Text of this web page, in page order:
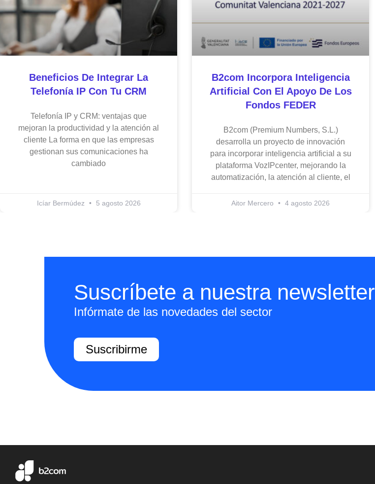
Beneficios De Integrar La
Telefonía IP Con Tu CRM
Telefonía IP y CRM: ventajas que
mejoran la productividad y la atención al
cliente La forma en que las empresas
gestionan sus comunicaciones ha
cambiado
Icíar Bermúdez 5 agosto 2026
B2com Incorpora Inteligencia
Artificial Con El Apoyo De Los
Fondos FEDER
B2com (Premium Numbers, S.L.)
desarrolla un proyecto de innovación
para incorporar inteligencia artificial a su
plataforma VozIPcenter, mejorando la
automatización, la atención al cliente, el
Aitor Mercero 4 agosto 2026
Suscríbete a nuestra newsletter
Infórmate de las novedades del sector
Suscribirme